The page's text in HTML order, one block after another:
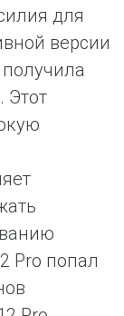
для
версии
Этот
Pro попал